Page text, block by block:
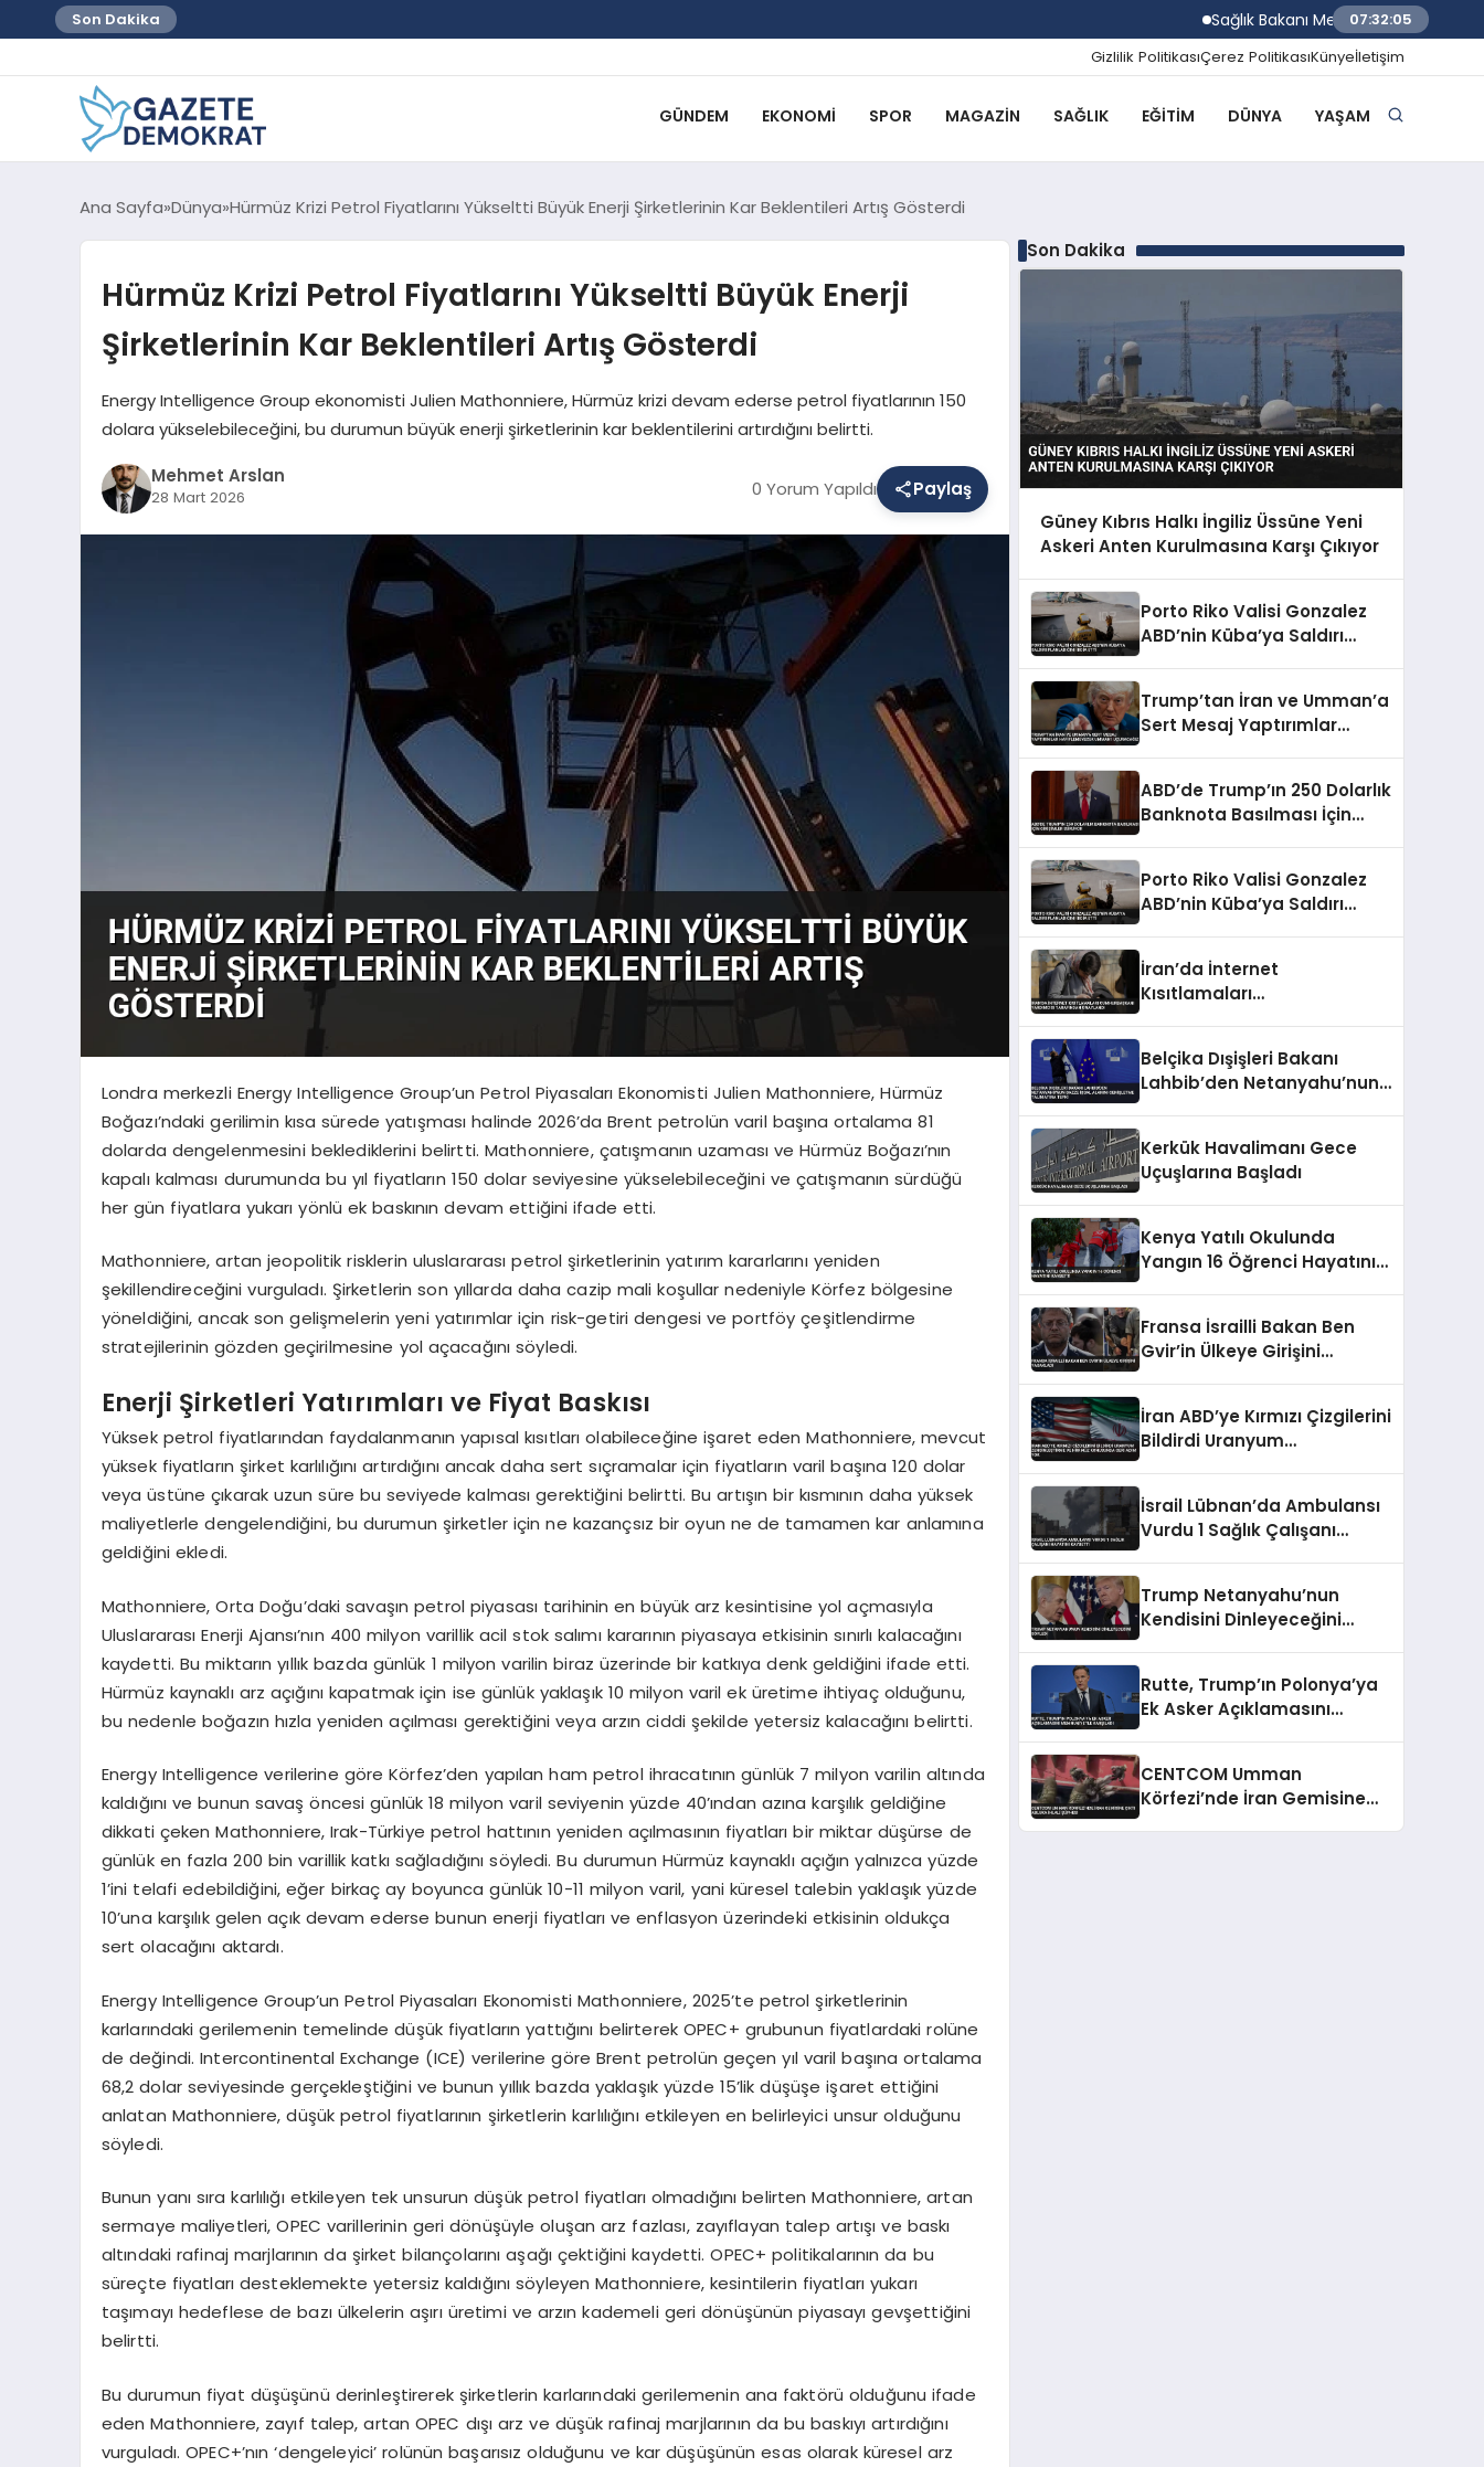
Son Dakika Sağlık Bakanı Memişoğlu İzmir Biyotıp ve
07:32:06
Gizlilik PolitikasıÇerez PolitikasıKünyeİletişim
GÜNDEM EKONOMI SPOR MAGAZIN SAĞLIK EĞITIM DÜNYA YAŞAM
Ana Sayfa Dünya Hürmüz Krizi Petrol Fiyatlarını Yükseltti Büyük Enerji Şirketlerinin Kar Beklentileri Artış Gösterdi
Hürmüz Krizi Petrol Fiyatlarını Yükseltti Büyük Enerji
Şirketlerinin Kar Beklentileri Artış Gösterdi
Energy Intelligence Group ekonomisti Julien Mathonniere, Hürmüz krizi devam ederse petrol fiyatlarının 150
dolara yükselebileceğini, bu durumun büyük enerji şirketlerinin kar beklentilerini artırdığını belirtti.
Mehmet Arslan
28 Mart 2026 0 Yorum Yapıldı Paylaş
Londra merkezli Energy Intelligence Group’un Petrol Piyasaları Ekonomisti Julien Mathonniere, Hürmüz
Boğazı’ndaki gerilimin kısa sürede yatışması halinde 2026’da Brent petrolün varil başına ortalama 81
dolarda dengelenmesini beklediklerini belirtti. Mathonniere, çatışmanın uzaması ve Hürmüz Boğazı’nın
kapalı kalması durumunda bu yıl fiyatların 150 dolar seviyesine yükselebileceğini ve çatışmanın sürdüğü
her gün fiyatlara yukarı yönlü ek baskının devam ettiğini ifade etti.
Mathonniere, artan jeopolitik risklerin uluslararası petrol şirketlerinin yatırım kararlarını yeniden
şekillendireceğini vurguladı. Şirketlerin son yıllarda daha cazip mali koşullar nedeniyle Körfez bölgesine
yöneldiğini, ancak son gelişmelerin yeni yatırımlar için risk-getiri dengesi ve portföy çeşitlendirme
stratejilerinin gözden geçirilmesine yol açacağını söyledi.
Enerji Şirketleri Yatırımları ve Fiyat Baskısı
Yüksek petrol fiyatlarından faydalanmanın yapısal kısıtları olabileceğine işaret eden Mathonniere, mevcut
yüksek fiyatların şirket karlılığını artırdığını ancak daha sert sıçramalar için fiyatların varil başına 120 dolar
veya üstüne çıkarak uzun süre bu seviyede kalması gerektiğini belirtti. Bu artışın bir kısmının daha yüksek
maliyetlerle dengelendiğini, bu durumun şirketler için ne kazançsız bir oyun ne de tamamen kar anlamına
geldiğini ekledi.
Mathonniere, Orta Doğu’daki savaşın petrol piyasası tarihinin en büyük arz kesintisine yol açmasıyla
Uluslararası Enerji Ajansı’nın 400 milyon varillik acil stok salımı kararının piyasaya etkisinin sınırlı kalacağını
kaydetti. Bu miktarın yıllık bazda günlük 1 milyon varilin biraz üzerinde bir katkıya denk geldiğini ifade etti.
Hürmüz kaynaklı arz açığını kapatmak için ise günlük yaklaşık 10 milyon varil ek üretime ihtiyaç olduğunu,
bu nedenle boğazın hızla yeniden açılması gerektiğini veya arzın ciddi şekilde yetersiz kalacağını belirtti.
Energy Intelligence verilerine göre Körfez’den yapılan ham petrol ihracatının günlük 7 milyon varilin altında
kaldığını ve bunun savaş öncesi günlük 18 milyon varil seviyenin yüzde 40’ından azına karşılık geldiğine
dikkati çeken Mathonniere, Irak-Türkiye petrol hattının yeniden açılmasının fiyatları bir miktar düşürse de
günlük en fazla 200 bin varillik katkı sağladığını söyledi. Bu durumun Hürmüz kaynaklı açığın yalnızca yüzde
1’ini telafi edebildiğini, eğer birkaç ay boyunca günlük 10-11 milyon varil, yani küresel talebin yaklaşık yüzde
10’una karşılık gelen açık devam ederse bunun enerji fiyatları ve enflasyon üzerindeki etkisinin oldukça
sert olacağını aktardı.
Energy Intelligence Group’un Petrol Piyasaları Ekonomisti Mathonniere, 2025’te petrol şirketlerinin
karlarındaki gerilemenin temelinde düşük fiyatların yattığını belirterek OPEC+ grubunun fiyatlardaki rolüne
de değindi. Intercontinental Exchange (ICE) verilerine göre Brent petrolün geçen yıl varil başına ortalama
68,2 dolar seviyesinde gerçekleştiğini ve bunun yıllık bazda yaklaşık yüzde 15’lik düşüşe işaret ettiğini
anlatan Mathonniere, düşük petrol fiyatlarının şirketlerin karlılığını etkileyen en belirleyici unsur olduğunu
söyledi.
Bunun yanı sıra karlılığı etkileyen tek unsurun düşük petrol fiyatları olmadığını belirten Mathonniere, artan
sermaye maliyetleri, OPEC varillerinin geri dönüşüyle oluşan arz fazlası, zayıflayan talep artışı ve baskı
altındaki rafinaj marjlarının da şirket bilançolarını aşağı çektiğini kaydetti. OPEC+ politikalarının da bu
süreçte fiyatları desteklemekte yetersiz kaldığını söyleyen Mathonniere, kesintilerin fiyatları yukarı
taşımayı hedeflese de bazı ülkelerin aşırı üretimi ve arzın kademeli geri dönüşünün piyasayı gevşettiğini
belirtti.
Bu durumun fiyat düşüşünü derinleştirerek şirketlerin karlarındaki gerilemenin ana faktörü olduğunu ifade
eden Mathonniere, zayıf talep, artan OPEC dışı arz ve düşük rafinaj marjlarının da bu baskıyı artırdığını
vurguladı. OPEC+’nın ‘dengeleyici’ rolünün başarısız olduğunu ve kar düşüşünün esas olarak küresel arz
Son Dakika
Güney Kıbrıs Halkı İngiliz Üssüne Yeni
Askeri Anten Kurulmasına Karşı Çıkıyor
Porto Riko Valisi Gonzalez
ABD’nin Küba’ya Saldırı
Trump’tan İran ve Umman’a
Sert Mesaj Yaptırımlar
ABD’de Trump’ın 250 Dolarlık
Banknota Basılması İçin
Porto Riko Valisi Gonzalez
ABD’nin Küba’ya Saldırı
İran’da İnternet
Kısıtlamaları
Belçika Dışişleri Bakanı
Lahbib’den Netanyahu’nun
Tepki
Kerkük Havalimanı Gece
Uçuşlarına Başladı
Kenya Yatılı Okulunda
Yangın 16 Öğrenci Hayatını
Fransa İsrailli Bakan Ben
Gvir’in Ülkeye Girişini
İran ABD’ye Kırmızı Çizgilerini
Bildirdi Uranyum
İsrail Lübnan’da Ambulansı
Vurdu 1 Sağlık Çalışanı
Trump Netanyahu’nun
Kendisini Dinleyeceğini
Rutte, Trump’ın Polonya’ya
Ek Asker Açıklamasını
CENTCOM Umman
Körfezi’nde İran Gemisine